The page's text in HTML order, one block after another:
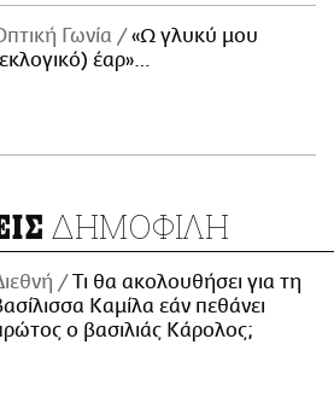
Γωνία
«Ω γλυκύ μου
έαρ»…
ΔΗΜΟΦΙΛΗ
Τι θα ακολουθήσει για τη
Καμίλα εάν πεθάνει
ο βασιλιάς Κάρολος;